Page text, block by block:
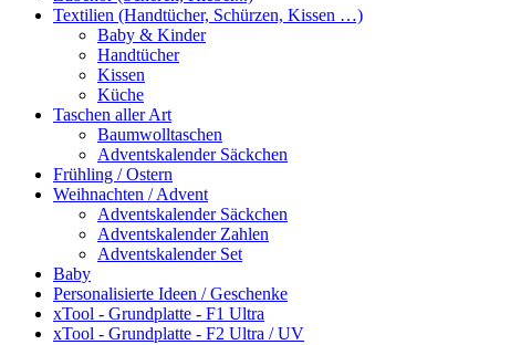
Textilien (Handtücher, Schürzen, Kissen …)
Baby & Kinder
Handtücher
Kissen
Küche
Taschen aller Art
Baumwolltaschen
Adventskalender Säckchen
Frühling / Ostern
Weihnachten / Advent
Adventskalender Säckchen
Adventskalender Zahlen
Adventskalender Set
Baby
Personalisierte Ideen / Geschenke
xTool - Grundplatte - F1 Ultra
xTool - Grundplatte - F2 Ultra / UV